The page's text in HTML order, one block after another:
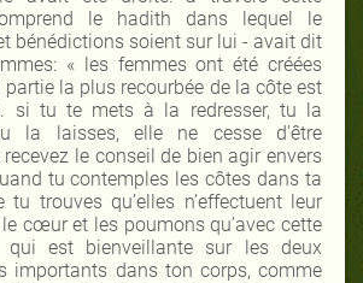
le hadith dans lequel le
bénédictions soient sur lui - avait dit
« les femmes ont été créées
partie la plus recourbée de la côte est
si tu te mets à la redresser, tu la
la laisses, elle ne cesse d'être
le conseil de bien agir envers
tu contemples les côtes dans ta
tu trouves qu’elles n’effectuent leur
cœur et les poumons qu’avec cette
qui est bienveillante sur les deux
importants dans ton corps, comme